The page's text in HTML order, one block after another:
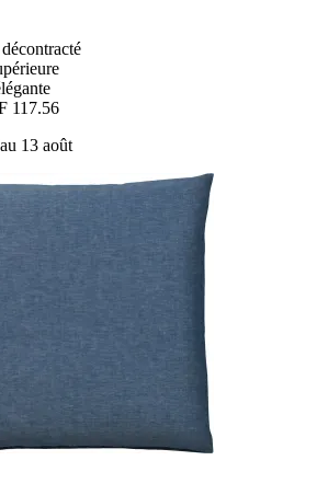
117.56
13 août